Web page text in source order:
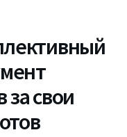
свои